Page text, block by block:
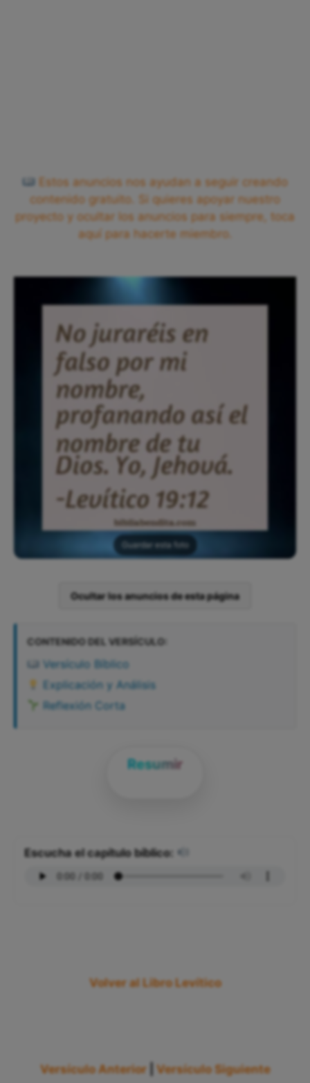
Estos anuncios nos ayudan a seguir creando
contenido gratuito. Si quieres apoyar nuestro
proyecto y ocultar los anuncios para siempre, toca
aquí para hacerte miembro.
Guardar esta foto
Ocultar los anuncios de esta página
CONTENIDO DEL VERSÍCULO:
Versículo Bíblico
Explicación y Análisis
Reflexión Corta
Resumir
Escucha el capítulo bíblico:
Volver al Libro Levítico
Versículo Anterior Versículo Siguiente